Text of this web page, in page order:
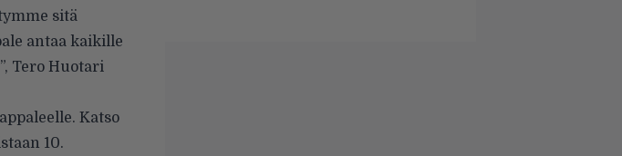
sitä
antaa kaikille
Tero Huotari
Katso
10.